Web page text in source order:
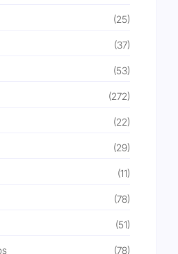
(25)
(37)
(53)
(272)
(22)
(29)
(11)
(78)
(51)
(78)